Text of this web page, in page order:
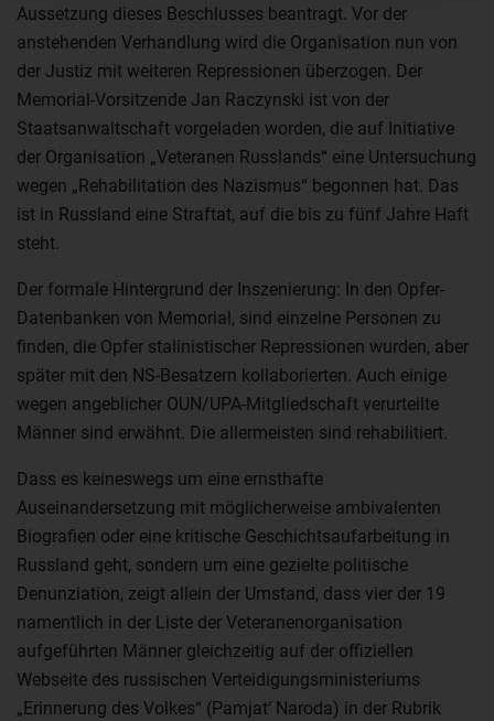
Aussetzung dieses Beschlusses beantragt. Vor der
anstehenden Verhandlung wird die Organisation nun von
der Justiz mit weiteren Repressionen überzogen. Der
Memorial-Vorsitzende Jan Raczynski ist von der
Staatsanwaltschaft vorgeladen worden, die auf Initiative
der Organisation „Veteranen Russlands“ eine Untersuchung
wegen „Rehabilitation des Nazismus“ begonnen hat. Das
ist in Russland eine Straftat, auf die bis zu fünf Jahre Haft
steht.
Der formale Hintergrund der Inszenierung: In den Opfer-
Datenbanken von Memorial, sind einzelne Personen zu
finden, die Opfer stalinistischer Repressionen wurden, aber
später mit den NS-Besatzern kollaborierten. Auch einige
wegen angeblicher OUN/UPA-Mitgliedschaft verurteilte
Männer sind erwähnt. Die allermeisten sind rehabilitiert.
Dass es keineswegs um eine ernsthafte
Auseinandersetzung mit möglicherweise ambivalenten
Biografien oder eine kritische Geschichtsaufarbeitung in
Russland geht, sondern um eine gezielte politische
Denunziation, zeigt allein der Umstand, dass vier der 19
namentlich in der Liste der Veteranenorganisation
aufgeführten Männer gleichzeitig auf der offiziellen
Webseite des russischen Verteidigungsministeriums
„Erinnerung des Volkes“ (Pamjat‘ Naroda) in der Rubrik